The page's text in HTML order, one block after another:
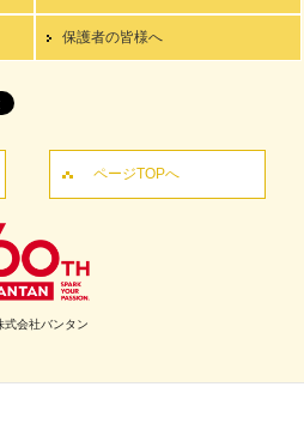
保護者の皆様へ
ページTOPへ
式会社バンタン